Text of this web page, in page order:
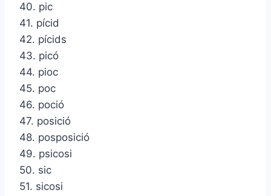
40. pic
41. pícid
42. pícids
43. picó
44. pioc
45. poc
46. poció
47. posició
48. posposició
49. psicosi
50. sic
51. sicosi